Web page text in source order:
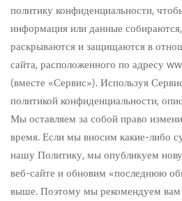
политику конфиденциальности,
информация или данные
раскрываются и защищаются в
сайта, расположенного по адресу
(вместе «Сервис»). Используя
политикой конфиденциальности,
Мы оставляем за собой право
время. Если мы вносим какие-либо
нашу Политику, мы опубликуем
веб-сайте и обновим «последнюю
выше. Поэтому мы рекомендуем вам